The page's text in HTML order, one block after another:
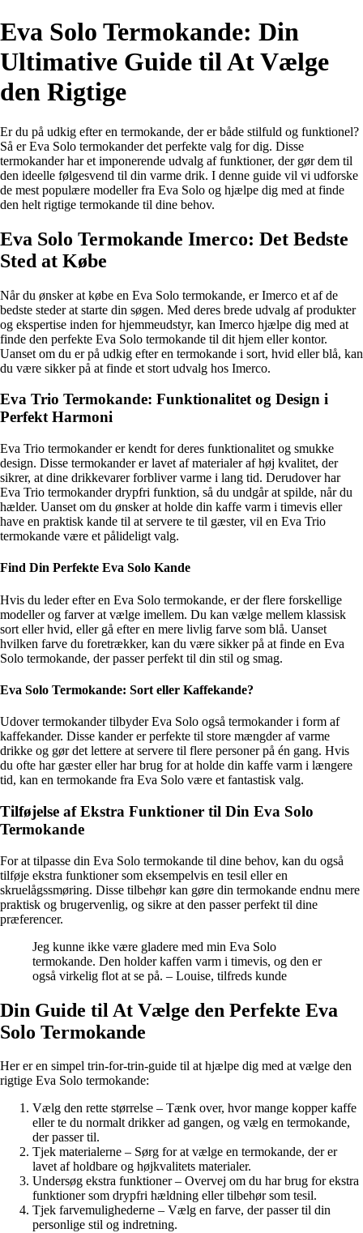
Eva Solo Termokande: Din
Ultimative Guide til At Vælge
den Rigtige
Er du på udkig efter en termokande, der er både stilfuld og funktionel?
Så er Eva Solo termokander det perfekte valg for dig. Disse
termokander har et imponerende udvalg af funktioner, der gør dem til
den ideelle følgesvend til din varme drik. I denne guide vil vi udforske
de mest populære modeller fra Eva Solo og hjælpe dig med at finde
den helt rigtige termokande til dine behov.
Eva Solo Termokande Imerco: Det Bedste
Sted at Købe
Når du ønsker at købe en Eva Solo termokande, er Imerco et af de
bedste steder at starte din søgen. Med deres brede udvalg af produkter
og ekspertise inden for hjemmeudstyr, kan Imerco hjælpe dig med at
finde den perfekte Eva Solo termokande til dit hjem eller kontor.
Uanset om du er på udkig efter en termokande i sort, hvid eller blå, kan
du være sikker på at finde et stort udvalg hos Imerco.
Eva Trio Termokande: Funktionalitet og Design i
Perfekt Harmoni
Eva Trio termokander er kendt for deres funktionalitet og smukke
design. Disse termokander er lavet af materialer af høj kvalitet, der
sikrer, at dine drikkevarer forbliver varme i lang tid. Derudover har
Eva Trio termokander drypfri funktion, så du undgår at spilde, når du
hælder. Uanset om du ønsker at holde din kaffe varm i timevis eller
have en praktisk kande til at servere te til gæster, vil en Eva Trio
termokande være et pålideligt valg.
Find Din Perfekte Eva Solo Kande
Hvis du leder efter en Eva Solo termokande, er der flere forskellige
modeller og farver at vælge imellem. Du kan vælge mellem klassisk
sort eller hvid, eller gå efter en mere livlig farve som blå. Uanset
hvilken farve du foretrækker, kan du være sikker på at finde en Eva
Solo termokande, der passer perfekt til din stil og smag.
Eva Solo Termokande: Sort eller Kaffekande?
Udover termokander tilbyder Eva Solo også termokander i form af
kaffekander. Disse kander er perfekte til store mængder af varme
drikke og gør det lettere at servere til flere personer på én gang. Hvis
du ofte har gæster eller har brug for at holde din kaffe varm i længere
tid, kan en termokande fra Eva Solo være et fantastisk valg.
Tilføjelse af Ekstra Funktioner til Din Eva Solo
Termokande
For at tilpasse din Eva Solo termokande til dine behov, kan du også
tilføje ekstra funktioner som eksempelvis en tesil eller en
skruelågssmøring. Disse tilbehør kan gøre din termokande endnu mere
praktisk og brugervenlig, og sikre at den passer perfekt til dine
præferencer.
Jeg kunne ikke være gladere med min Eva Solo
termokande. Den holder kaffen varm i timevis, og den er
også virkelig flot at se på. – Louise, tilfreds kunde
Din Guide til At Vælge den Perfekte Eva
Solo Termokande
Her er en simpel trin-for-trin-guide til at hjælpe dig med at vælge den
rigtige Eva Solo termokande:
Vælg den rette størrelse – Tænk over, hvor mange kopper kaffe
eller te du normalt drikker ad gangen, og vælg en termokande,
der passer til.
Tjek materialerne – Sørg for at vælge en termokande, der er
lavet af holdbare og højkvalitets materialer.
Undersøg ekstra funktioner – Overvej om du har brug for ekstra
funktioner som drypfri hældning eller tilbehør som tesil.
Tjek farvemulighederne – Vælg en farve, der passer til din
personlige stil og indretning.